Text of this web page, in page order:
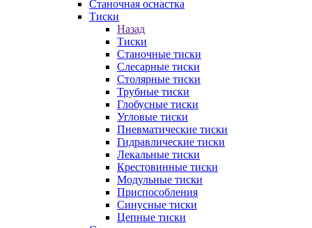
Станочная оснастка
Тиски
Назад
Тиски
Станочные тиски
Слесарные тиски
Столярные тиски
Трубные тиски
Глобусные тиски
Угловые тиски
Пневматические тиски
Гидравлические тиски
Лекальные тиски
Крестовинные тиски
Модульные тиски
Приспособления
Синусные тиски
Цепные тиски